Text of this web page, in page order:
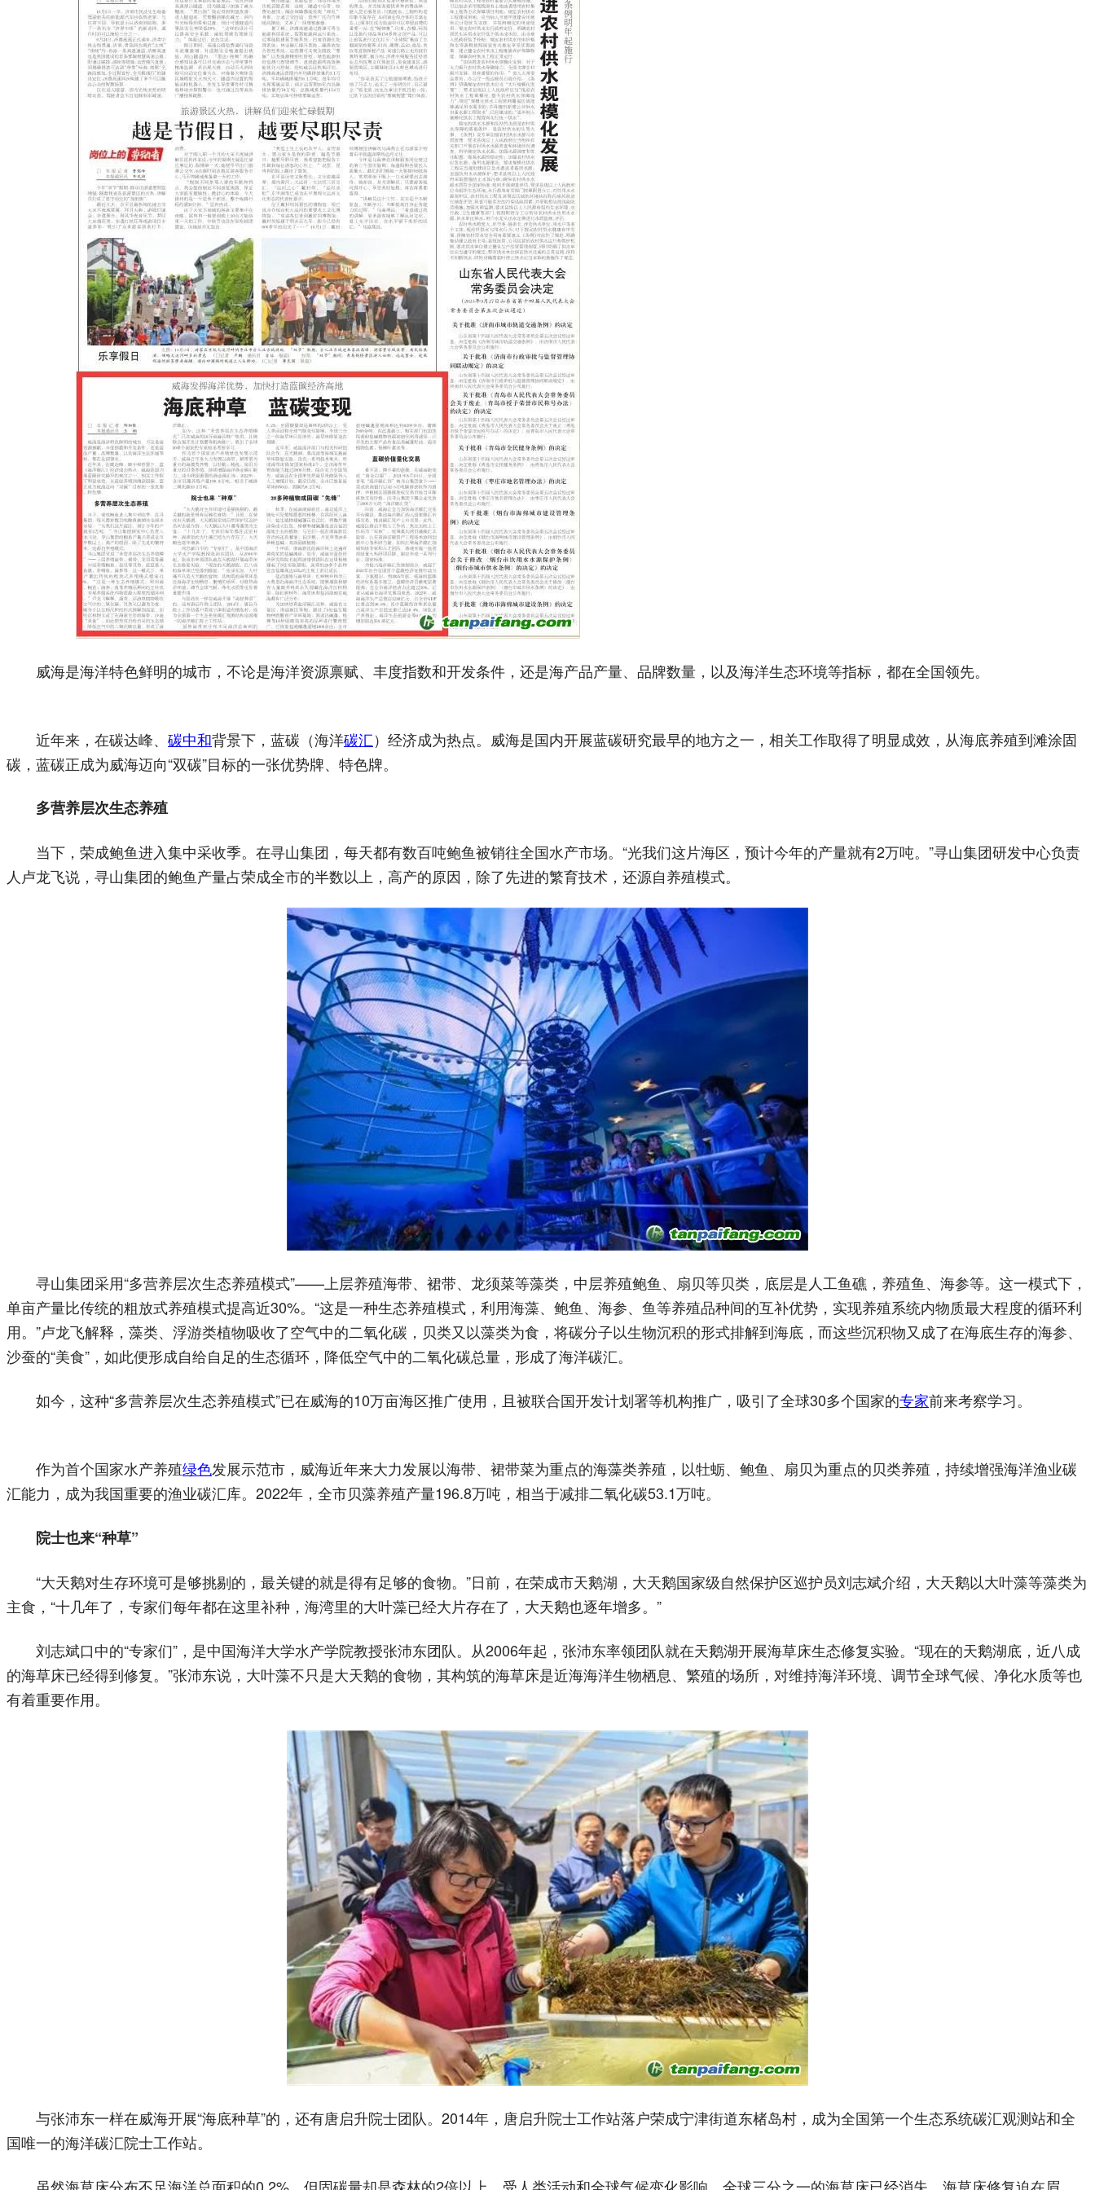
威海是海洋特色鲜明的城市，不论是海洋资源禀赋、丰度指数和开发条件，还是海产品产量、品牌数量，以及海洋生态环境等指标，都在全国领先。
近年来，在碳达峰、 碳中和背景下，蓝碳（海洋碳汇）经济成为热点。威海是国内开展蓝碳研究最早的地方之一，相关工作取得了明显成效，从海底养殖到滩涂固
碳，蓝碳正成为威海迈向“双碳”目标的一张优势牌、特色牌。
多营养层次生态养殖
当下，荣成鲍鱼进入集中采收季。在寻山集团，每天都有数百吨鲍鱼被销往全国水产市场。“光我们这片海区，预计今年的产量就有2万吨。”寻山集团研发中心负责
人卢龙飞说，寻山集团的鲍鱼产量占荣成全市的半数以上，高产的原因，除了先进的繁育技术，还源自养殖模式。
寻山集团采用“多营养层次生态养殖模式”——上层养殖海带、裙带、龙须菜等藻类，中层养殖鲍鱼、扇贝等贝类，底层是人工鱼礁，养殖鱼、海参等。这一模式下，
单亩产量比传统的粗放式养殖模式提高近30%。“这是一种生态养殖模式，利用海藻、鲍鱼、海参、鱼等养殖品种间的互补优势，实现养殖系统内物质最大程度的循环利
用。”卢龙飞解释，藻类、浮游类植物吸收了空气中的二氧化碳，贝类又以藻类为食，将碳分子以生物沉积的形式排解到海底，而这些沉积物又成了在海底生存的海参、
沙蚕的“美食”，如此便形成自给自足的生态循环，降低空气中的二氧化碳总量，形成了海洋碳汇。
如今，这种“多营养层次生态养殖模式”已在威海的10万亩海区推广使用，且被联合国开发计划署等机构推广，吸引了全球30多个国家的专家前来考察学习。
作为首个国家水产养殖绿色发展示范市，威海近年来大力发展以海带、裙带菜为重点的海藻类养殖，以牡蛎、鲍鱼、扇贝为重点的贝类养殖，持续增强海洋渔业碳
汇能力，成为我国重要的渔业碳汇库。2022年，全市贝藻养殖产量196.8万吨，相当于减排二氧化碳53.1万吨。
院士也来“种草”
“大天鹅对生存环境可是够挑剔的，最关键的就是得有足够的食物。”日前，在荣成市天鹅湖，大天鹅国家级自然保护区巡护员刘志斌介绍，大天鹅以大叶藻等藻类为
主食，“十几年了，专家们每年都在这里补种，海湾里的大叶藻已经大片存在了，大天鹅也逐年增多。”
刘志斌口中的“专家们”，是中国海洋大学水产学院教授张沛东团队。从2006年起，张沛东率领团队就在天鹅湖开展海草床生态修复实验。“现在的天鹅湖底，近八成
的海草床已经得到修复。”张沛东说，大叶藻不只是大天鹅的食物，其构筑的海草床是近海海洋生物栖息、繁殖的场所，对维持海洋环境、调节全球气候、净化水质等也
有着重要作用。
与张沛东一样在威海开展“海底种草”的，还有唐启升院士团队。2014年，唐启升院士工作站落户荣成宁津街道东楮岛村，成为全国第一个生态系统碳汇观测站和全
国唯一的海洋碳汇院士工作站。